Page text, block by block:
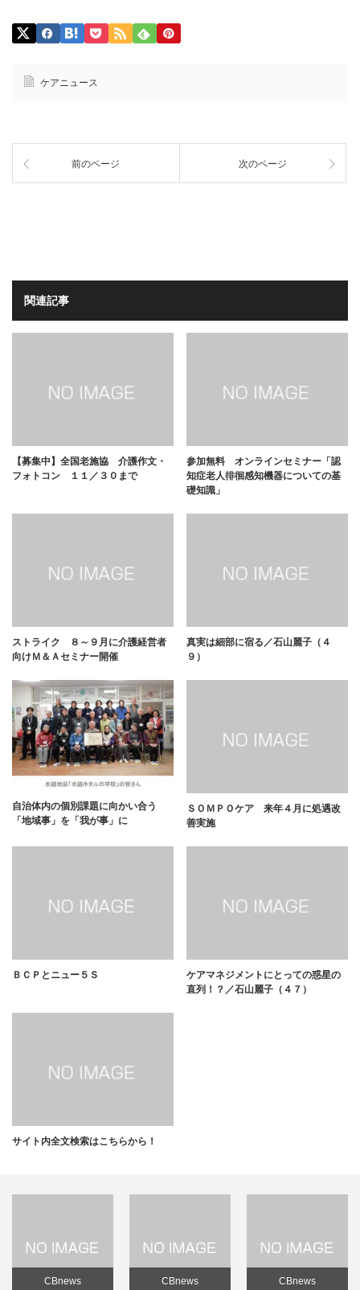
ケアニュース
前のページ 次のページ
関連記事
【募集中】全国老施協 介護作文・
フォトコン １１／３０まで
参加無料 オンラインセミナー「認
知症老人徘徊感知機器についての基
礎知識」
ストライク ８～９月に介護経営者
向けＭ＆Ａセミナー開催
真実は細部に宿る／石山麗子（４
９）
自治体内の個別課題に向かい合う
「地域事」を「我が事」に
ＳＯＭＰＯケア 来年４月に処遇改
善実施
ＢＣＰとニュー５Ｓ
ケアマネジメントにとっての惑星の
直列！？／石山麗子（４７）
サイト内全文検索はこちらから！
CBnews CBnews CBnews